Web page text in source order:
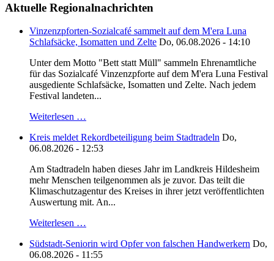
Aktuelle Regionalnachrichten
Vinzenzpforten-Sozialcafé sammelt auf dem M'era Luna
Schlafsäcke, Isomatten und Zelte Do, 06.08.2026 - 14:10
Unter dem Motto "Bett statt Müll" sammeln Ehrenamtliche
für das Sozialcafé Vinzenzpforte auf dem M'era Luna Festival
ausgediente Schlafsäcke, Isomatten und Zelte. Nach jedem
Festival landeten...
Weiterlesen …
Kreis meldet Rekordbeteiligung beim Stadtradeln Do,
06.08.2026 - 12:53
Am Stadtradeln haben dieses Jahr im Landkreis Hildesheim
mehr Menschen teilgenommen als je zuvor. Das teilt die
Klimaschutzagentur des Kreises in ihrer jetzt veröffentlichten
Auswertung mit. An...
Weiterlesen …
Südstadt-Seniorin wird Opfer von falschen Handwerkern Do,
06.08.2026 - 11:55